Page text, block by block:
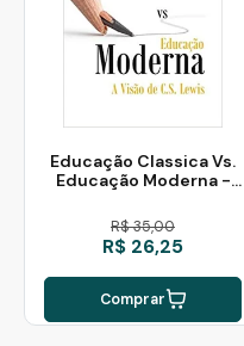
Educação Classica Vs.
Educação Moderna -
R$ 35,00
R$ 26,25
Comprar